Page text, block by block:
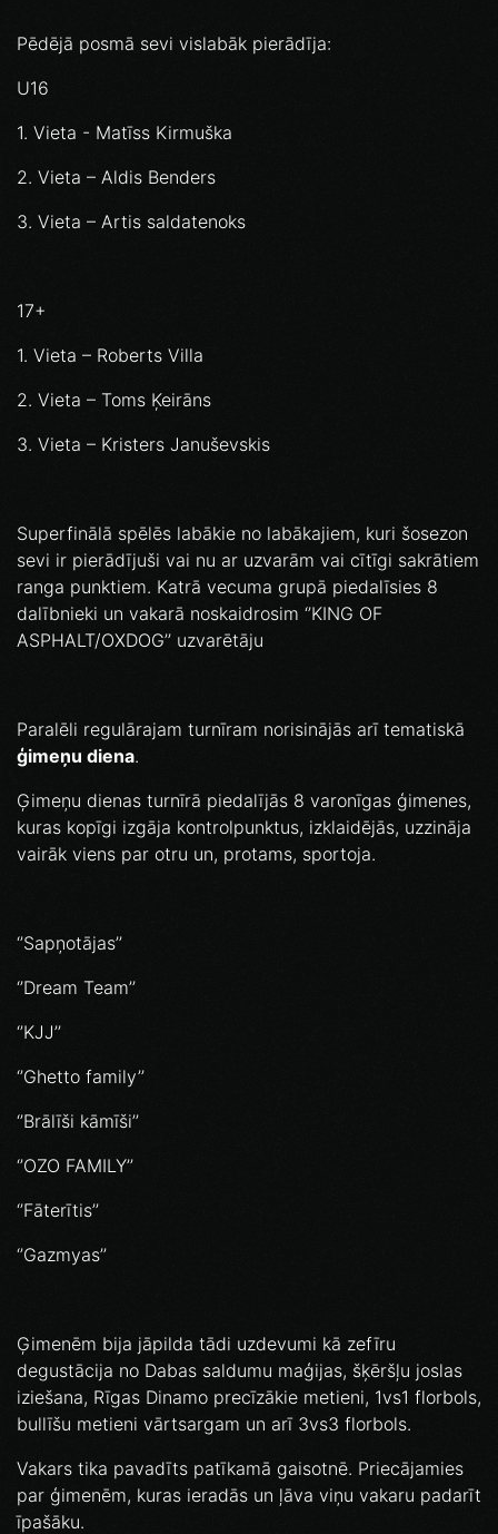
Pēdējā posmā sevi vislabāk pierādīja:
U16
1. Vieta - Matīss Kirmuška
2. Vieta – Aldis Benders
3. Vieta – Artis saldatenoks
17+
1. Vieta – Roberts Villa
2. Vieta – Toms Ķeirāns
3. Vieta – Kristers Januševskis
Superfinālā spēlēs labākie no labākajiem, kuri šosezon
sevi ir pierādījuši vai nu ar uzvarām vai cītīgi sakrātiem
ranga punktiem. Katrā vecuma grupā piedalīsies 8
dalībnieki un vakarā noskaidrosim ‘’KING OF
ASPHALT/OXDOG’’ uzvarētāju
Paralēli regulārajam turnīram norisinājās arī tematiskā
ģimeņu diena.
Ģimeņu dienas turnīrā piedalījās 8 varonīgas ģimenes,
kuras kopīgi izgāja kontrolpunktus, izklaidējās, uzzināja
vairāk viens par otru un, protams, sportoja.
‘’Sapņotājas’’
‘’Dream Team’’
‘’KJJ’’
‘’Ghetto family’’
‘’Brālīši kāmīši’’
‘’OZO FAMILY’’
‘’Fāterītis’’
‘’Gazmyas’’
Ģimenēm bija jāpilda tādi uzdevumi kā zefīru
degustācija no Dabas saldumu maģijas, šķēršļu joslas
iziešana, Rīgas Dinamo precīzākie metieni, 1vs1 florbols,
bullīšu metieni vārtsargam un arī 3vs3 florbols.
Vakars tika pavadīts patīkamā gaisotnē. Priecājamies
par ģimenēm, kuras ieradās un ļāva viņu vakaru padarīt
īpašāku.